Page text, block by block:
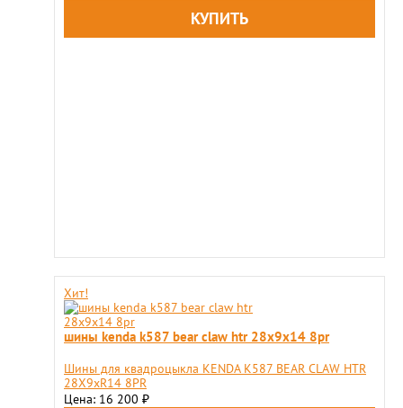
Хит!
шины kenda k587 bear claw htr 28x9x14 8pr
Шины для квадроцыкла KENDA K587 BEAR CLAW HTR
28X9хR14 8PR
Цена: 16 200 ₽